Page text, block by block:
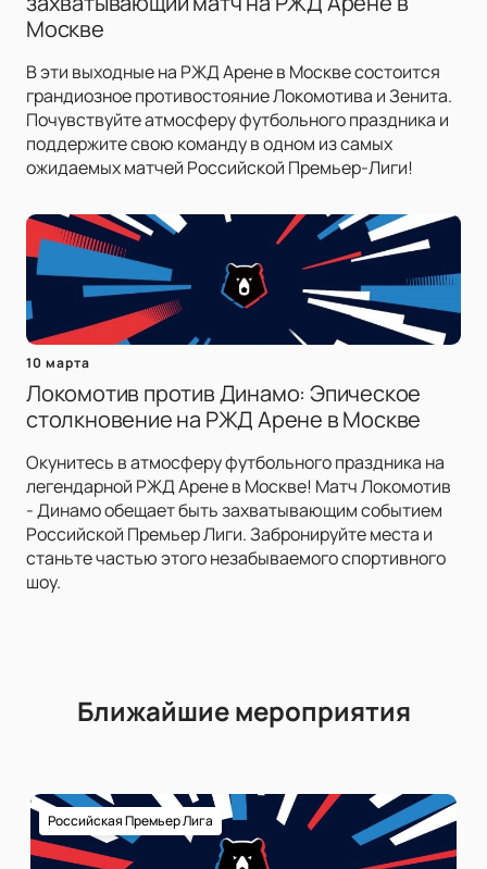
Москве
В эти выходные на РЖД Арене в Москве состоится
грандиозное противостояние Локомотива и Зенита.
Почувствуйте атмосферу футбольного праздника и
поддержите свою команду в одном из самых
ожидаемых матчей Российской Премьер-Лиги!
10 марта
Локомотив против Динамо: Эпическое
столкновение на РЖД Арене в Москве
Окунитесь в атмосферу футбольного праздника на
легендарной РЖД Арене в Москве! Матч Локомотив
- Динамо обещает быть захватывающим событием
Российской Премьер Лиги. Забронируйте места и
станьте частью этого незабываемого спортивного
шоу.
Ближайшие мероприятия
Российская Премьер Лига